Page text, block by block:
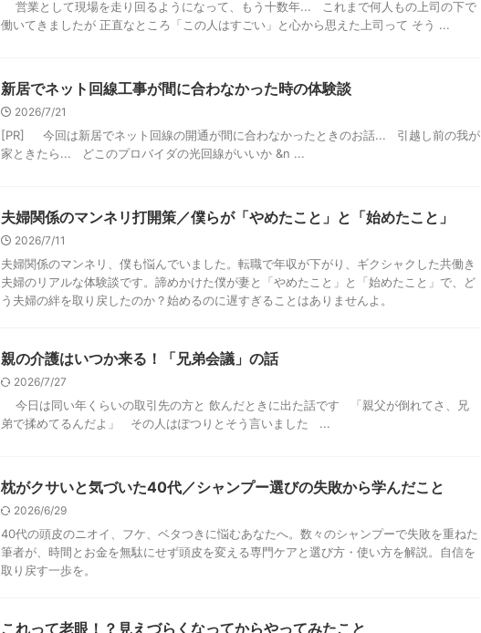
営業として現場を走り回るようになって、もう十数年... これまで何人もの上司の下で
働いてきましたが 正直なところ「この人はすごい」と心から思えた上司って そう ...
新居でネット回線工事が間に合わなかった時の体験談
2026/7/21
[PR] 今回は新居でネット回線の開通が間に合わなかったときのお話... 引越し前の我が
家ときたら... どこのプロバイダの光回線がいいか &n ...
夫婦関係のマンネリ打開策／僕らが「やめたこと」と「始めたこと」
2026/7/11
夫婦関係のマンネリ、僕も悩んでいました。転職で年収が下がり、ギクシャクした共働き
夫婦のリアルな体験談です。諦めかけた僕が妻と「やめたこと」と「始めたこと」で、ど
う夫婦の絆を取り戻したのか？始めるのに遅すぎることはありませんよ。
親の介護はいつか来る！「兄弟会議」の話
2026/7/27
今日は同い年くらいの取引先の方と 飲んだときに出た話です 「親父が倒れてさ、兄
弟で揉めてるんだよ」 その人はぽつりとそう言いました ...
枕がクサいと気づいた40代／シャンプー選びの失敗から学んだこと
2026/6/29
40代の頭皮のニオイ、フケ、ベタつきに悩むあなたへ。数々のシャンプーで失敗を重ねた
筆者が、時間とお金を無駄にせず頭皮を変える専門ケアと選び方・使い方を解説。自信を
取り戻す一歩を。
これって老眼！？見えづらくなってからやってみたこと